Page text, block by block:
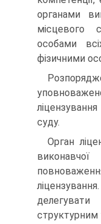
органами
місцевого
особами
фізичними
суду.
Орган
структурним